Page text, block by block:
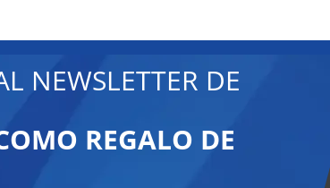
NEWSLETTER DE
REGALO DE